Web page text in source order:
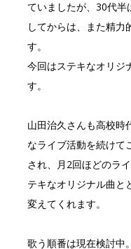
ていましたが、30代
してからは、また精力
す。
今回はステキなオリジ
す。
山田治久さんも高校時
なライブ活動を続けて
され、月2回ほどのラ
テキなオリジナル曲と
変えてくれます。
歌う順番は現在検討中。